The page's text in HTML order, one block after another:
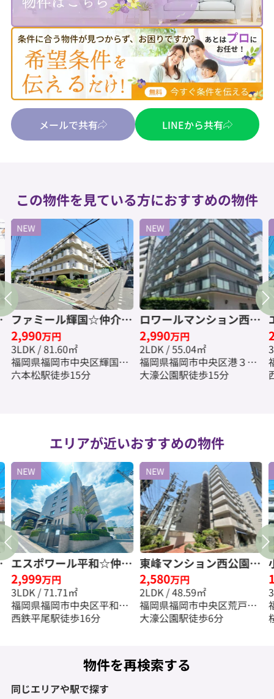
メールで共有 LINEから共有
この物件を見ている方におすすめの物件
NEW
ファミール輝国☆仲介手
数料無料☆
2,990万円
3LDK / 81.60㎡
福岡県福岡市中央区輝国２
丁目
六本松駅徒歩15分
NEW
ロワールマンション西公
園２☆仲介手数料無料☆
2,990万円
2LDK / 55.04㎡
福岡県福岡市中央区港３丁
目
大濠公園駅徒歩15分
エリアが近いおすすめの物件
NEW
エスポワール平和☆仲介
手数料無料☆
2,999万円
3LDK / 71.71㎡
福岡県福岡市中央区平和３
丁目
西鉄平尾駅徒歩16分
NEW
東峰マンション西公園☆
仲介手数料無料☆
2,580万円
2LDK / 48.59㎡
福岡県福岡市中央区荒戸３
丁目
大濠公園駅徒歩6分
物件を再検索する
同じエリアや駅で探す